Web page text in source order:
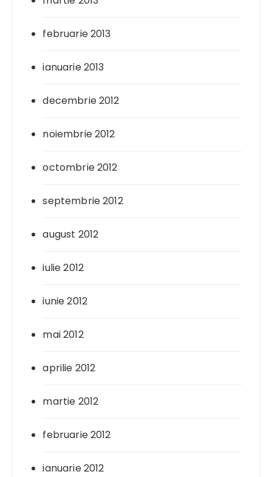
februarie 2013
ianuarie 2013
decembrie 2012
noiembrie 2012
octombrie 2012
septembrie 2012
august 2012
iulie 2012
iunie 2012
mai 2012
aprilie 2012
martie 2012
februarie 2012
ianuarie 2012